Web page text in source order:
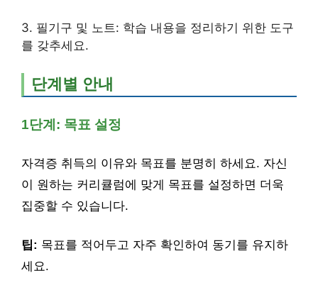
3. 필기구 및 노트: 학습 내용을 정리하기 위한 도구
를 갖추세요.
단계별 안내
1단계: 목표 설정
자격증 취득의 이유와 목표를 분명히 하세요. 자신
이 원하는 커리큘럼에 맞게 목표를 설정하면 더욱
집중할 수 있습니다.
팁: 목표를 적어두고 자주 확인하여 동기를 유지하
세요.